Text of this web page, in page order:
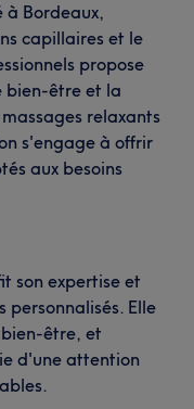
à Bordeaux,
capillaires et le
propose
bien-être et la
relaxants
s'engage à offrir
aux besoins
son expertise et
personnalisés. Elle
être, et
d'une attention